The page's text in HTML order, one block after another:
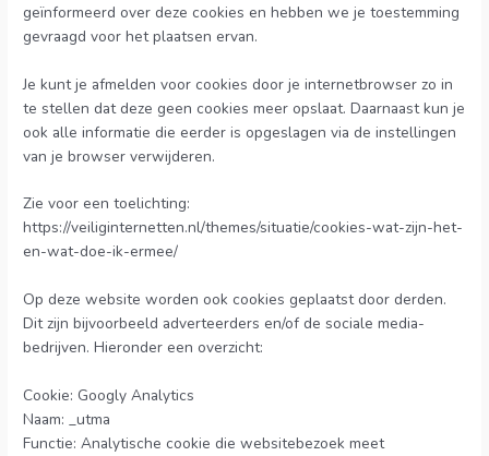
geïnformeerd over deze cookies en hebben we je toestemming
gevraagd voor het plaatsen ervan.
Je kunt je afmelden voor cookies door je internetbrowser zo in
te stellen dat deze geen cookies meer opslaat. Daarnaast kun je
ook alle informatie die eerder is opgeslagen via de instellingen
van je browser verwijderen.
Zie voor een toelichting:
https://veiliginternetten.nl/themes/situatie/cookies-wat-zijn-het-
en-wat-doe-ik-ermee/
Op deze website worden ook cookies geplaatst door derden.
Dit zijn bijvoorbeeld adverteerders en/of de sociale media-
bedrijven. Hieronder een overzicht:
Cookie: Googly Analytics
Naam: _utma
Functie: Analytische cookie die websitebezoek meet